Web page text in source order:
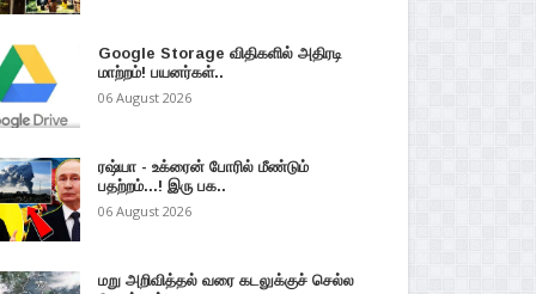
Google Storage விதிகளில் அதிரடி
மாற்றம்! பயனர்கள்..
06 August 2026
ரஷ்யா - உக்ரைன் போரில் மீண்டும்
பதற்றம்...! இரு பக..
06 August 2026
மறு அறிவித்தல் வரை கடலுக்குச் செல்ல